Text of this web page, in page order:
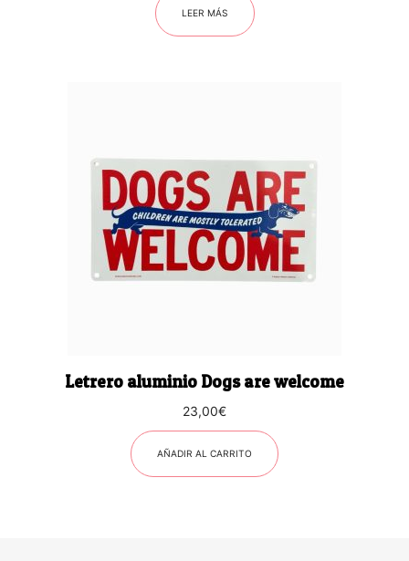
LEER MÁS
Letrero aluminio Dogs are welcome
23,00€
AÑADIR AL CARRITO